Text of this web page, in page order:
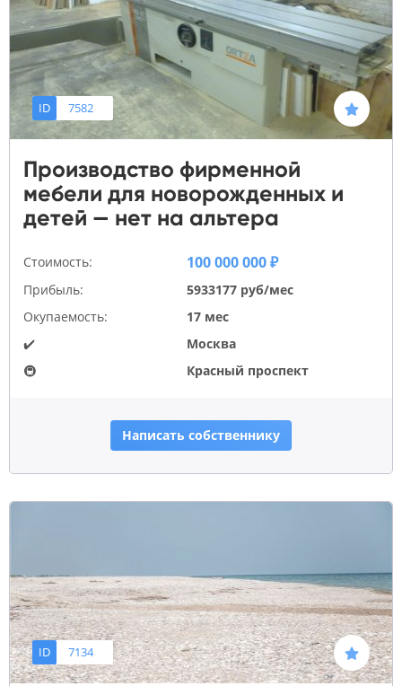
ID 7582
Производство фирменной
мебели для новорожденных и
детей — нет на альтера
Стоимость: 100 000 000 ₽
Прибыль:
5933177 руб/мес
Окупаемость:
17 мес
✔️
Москва
🚇
Красный проспект
Написать собственнику
ID 7134